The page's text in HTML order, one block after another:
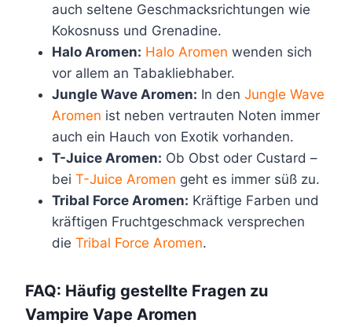
auch seltene Geschmacksrichtungen wie
Kokosnuss und Grenadine.
Halo Aromen: Halo Aromen wenden sich
vor allem an Tabakliebhaber.
Jungle Wave Aromen: In den Jungle Wave
Aromen ist neben vertrauten Noten immer
auch ein Hauch von Exotik vorhanden.
T-Juice Aromen: Ob Obst oder Custard –
bei T-Juice Aromen geht es immer süß zu.
Tribal Force Aromen: Kräftige Farben und
kräftigen Fruchtgeschmack versprechen
die Tribal Force Aromen.
FAQ: Häufig gestellte Fragen zu
Vampire Vape Aromen